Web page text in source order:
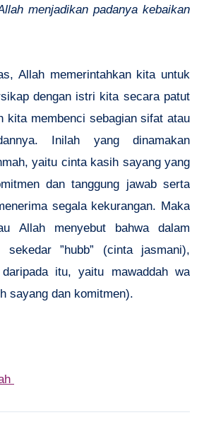
menjadikan padanya kebaikan
Allah memerintahkan kita untuk
dengan istri kita secara patut
kita membenci sebagian sifat atau
Inilah yang dinamakan
yaitu cinta kasih sayang yang
dan tanggung jawab serta
segala kekurangan. Maka
Allah menyebut bahwa dalam
sekedar ”hubb” (cinta jasmani),
itu, yaitu mawaddah wa
sayang dan komitmen).